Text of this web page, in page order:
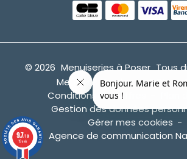
© 2026 Menuiseries à Poser Tous
Mentions légales
CGV
Conditions des offres
Gestion des données
Gérer mes cookies
Agence de communication
9.7/10
19 avis